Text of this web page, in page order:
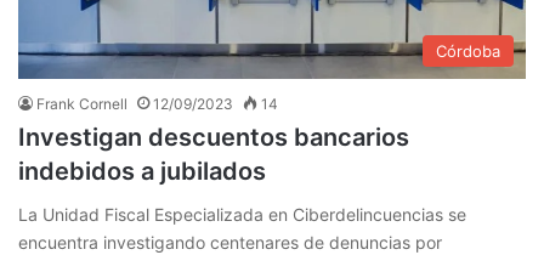
Córdoba
Frank Cornell 12/09/2023 14
Investigan descuentos bancarios
indebidos a jubilados
La Unidad Fiscal Especializada en Ciberdelincuencias se
encuentra investigando centenares de denuncias por